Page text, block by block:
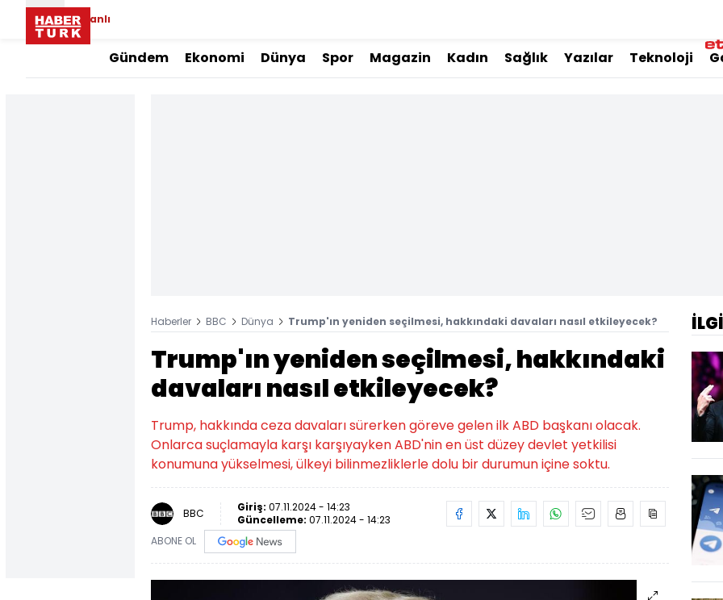
Canlı
Gündem Ekonomi Dünya Spor Magazin Kadın Sağlık Yazılar Teknoloji
Haberler BBC Dünya Trump'ın yeniden seçilmesi, hakkındaki davaları nasıl etkileyecek?
Trump'ın yeniden seçilmesi, hakkındaki
davaları nasıl etkileyecek?
Trump, hakkında ceza davaları sürerken göreve gelen ilk ABD başkanı olacak.
Onlarca suçlamayla karşı karşıyayken ABD'nin en üst düzey devlet yetkilisi
konumuna yükselmesi, ülkeyi bilinmezliklerle dolu bir durumun içine soktu.
BBC Giriş: 07.11.2024 - 14:23
Güncelleme: 07.11.2024 - 14:23
ABONE OL